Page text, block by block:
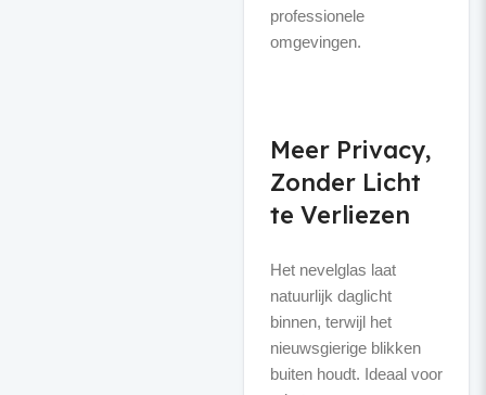
professionele
omgevingen.
Meer Privacy,
Zonder Licht
te Verliezen
Het nevelglas laat
natuurlijk daglicht
binnen, terwijl het
nieuwsgierige blikken
buiten houdt. Ideaal voor